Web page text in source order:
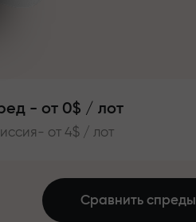
- от 0$ / лот
от 4$ / лот
Сравнить спреды